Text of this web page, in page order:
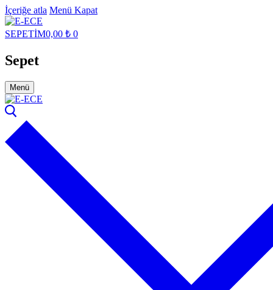
İçeriğe atla Menü Kapat
SEPETİM0,00 ₺ 0
Sepet
Menü